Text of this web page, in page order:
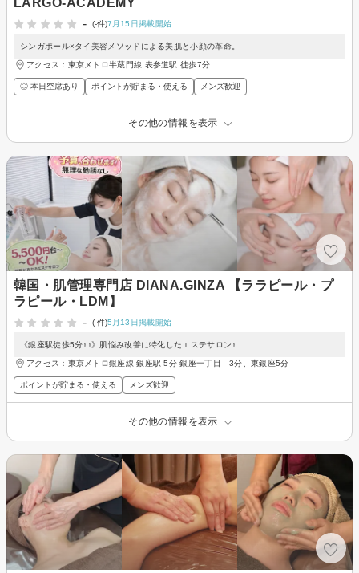
LARGO-ACADEMY
-
(-件)7月15日掲載開始
シンガポール×タイ美容メソッドによる美肌と小顔の革命。
アクセス：東京メトロ半蔵門線 表参道駅 徒歩7分
◎ 本日空席あり ポイントが貯まる・使える メンズ歓迎
その他の情報を表示
韓国・肌管理専門店 DIANA.GINZA 【ララピール・プ
ラピール・LDM】
-
(-件)5月13日掲載開始
《銀座駅徒歩5分♪♪》肌悩み改善に特化したエステサロン♪
アクセス：東京メトロ銀座線 銀座駅 5分 銀座一丁目 3分、東銀座5分
ポイントが貯まる・使える メンズ歓迎
その他の情報を表示